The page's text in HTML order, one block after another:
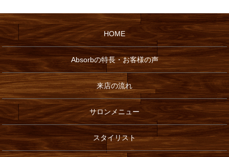
HOME
Absorbの特長・お客様の声
来店の流れ
サロンメニュー
スタイリスト